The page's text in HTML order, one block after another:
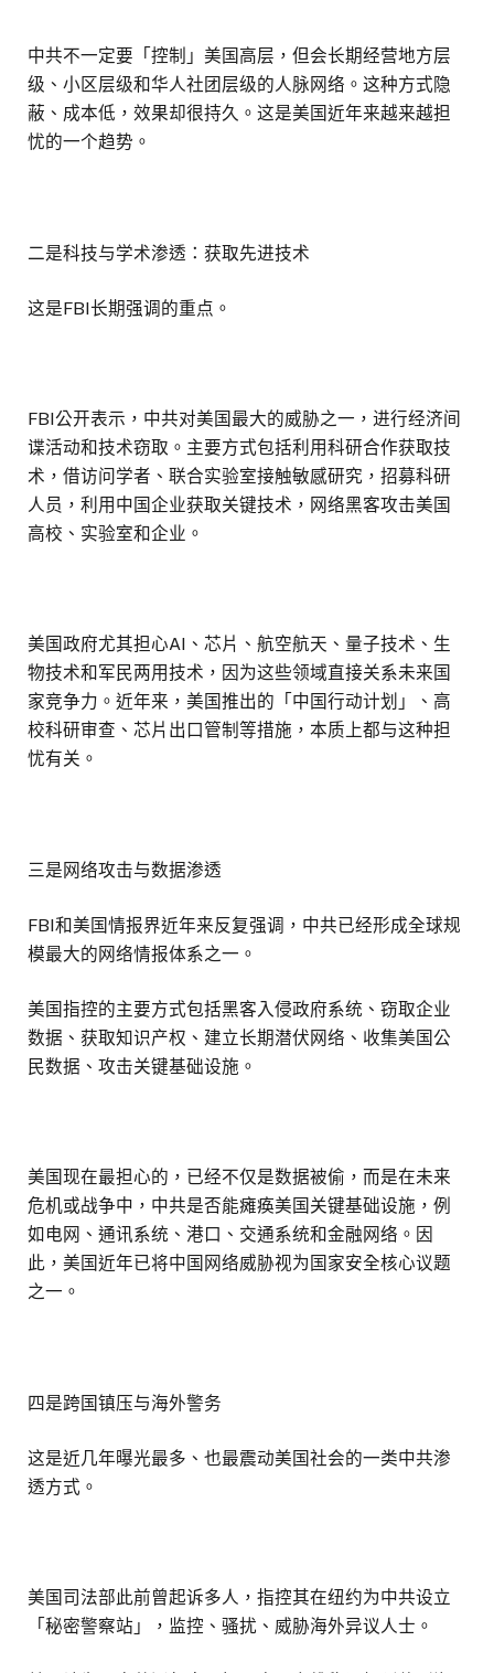
中共不一定要「控制」美国高层，但会长期经营地方层
级、小区层级和华人社团层级的人脉网络。这种方式隐
蔽、成本低，效果却很持久。这是美国近年来越来越担
忧的一个趋势。
二是科技与学术渗透：获取先进技术
这是FBI长期强调的重点。
FBI公开表示，中共对美国最大的威胁之一，进行经济间
谍活动和技术窃取。主要方式包括利用科研合作获取技
术，借访问学者、联合实验室接触敏感研究，招募科研
人员，利用中国企业获取关键技术，网络黑客攻击美国
高校、实验室和企业。
美国政府尤其担心AI、芯片、航空航天、量子技术、生
物技术和军民两用技术，因为这些领域直接关系未来国
家竞争力。近年来，美国推出的「中国行动计划」、高
校科研审查、芯片出口管制等措施，本质上都与这种担
忧有关。
三是网络攻击与数据渗透
FBI和美国情报界近年来反复强调，中共已经形成全球规
模最大的网络情报体系之一。
美国指控的主要方式包括黑客入侵政府系统、窃取企业
数据、获取知识产权、建立长期潜伏网络、收集美国公
民数据、攻击关键基础设施。
美国现在最担心的，已经不仅是数据被偷，而是在未来
危机或战争中，中共是否能瘫痪美国关键基础设施，例
如电网、通讯系统、港口、交通系统和金融网络。因
此，美国近年已将中国网络威胁视为国家安全核心议题
之一。
四是跨国镇压与海外警务
这是近几年曝光最多、也最震动美国社会的一类中共渗
透方式。
美国司法部此前曾起诉多人，指控其在纽约为中共设立
「秘密警察站」，监控、骚扰、威胁海外异议人士。